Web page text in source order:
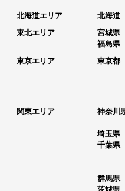
北海道エリア 北海道
東北エリア
宮城県
福島県
東京エリア
東京都
関東エリア
神奈川
埼玉県
千葉県
群馬県